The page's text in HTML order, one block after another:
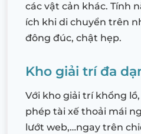
các vật cản khác. Tính
ích khi di chuyển trên
đông đúc, chật hẹp.
Kho giải trí đa
Với kho giải trí khổng
phép tài xế thoải mái
lướt web,…ngay trên